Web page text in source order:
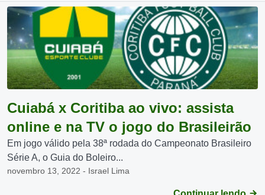
Cuiabá x Coritiba ao vivo: assista
online e na TV o jogo do Brasileirão
Em jogo válido pela 38ª rodada do Campeonato Brasileiro
Série A, o Guia do Boleiro...
novembro 13, 2022 - Israel Lima